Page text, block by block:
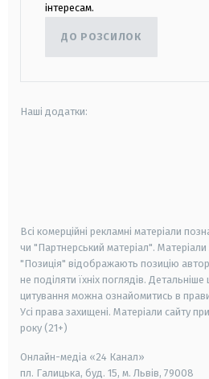
інтересам.
ДО РОЗСИЛОК
Наші додатки:
Всі комерційні рекламні матеріали
чи "Партнерський матеріал".
"Позиція" відображають позицію
не поділяти їхніх поглядів.
цитування можна ознайомитись в
Усі права захищені. Матеріали сайту
року (21+)
Онлайн-медіа «24 Канал»
пл. Галицька, буд. 15, м. Львів, 79008